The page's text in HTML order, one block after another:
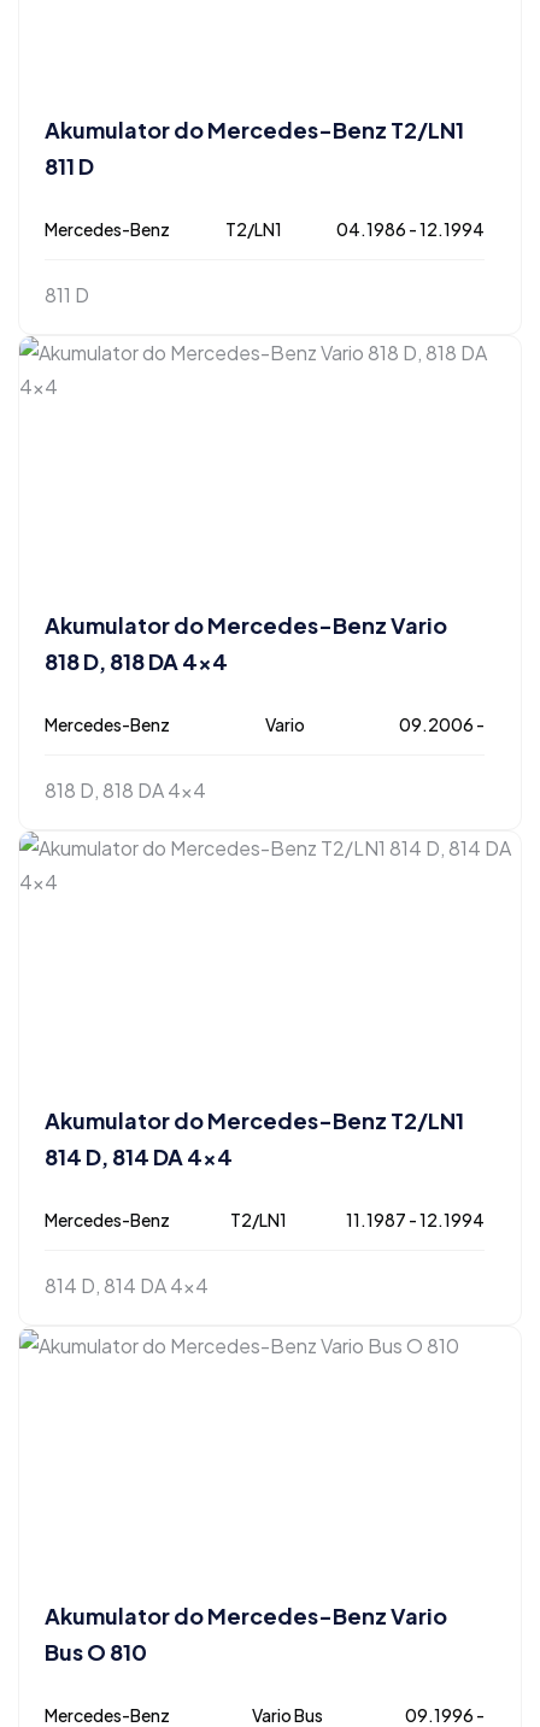
Akumulator do Mercedes-Benz T2/LN1
811 D
Mercedes-Benz T2/LN1 04.1986 - 12.1994
811 D
Akumulator do Mercedes-Benz Vario
818 D, 818 DA 4×4
Mercedes-Benz Vario 09.2006 -
818 D, 818 DA 4x4
Akumulator do Mercedes-Benz T2/LN1
814 D, 814 DA 4×4
Mercedes-Benz T2/LN1 11.1987 - 12.1994
814 D, 814 DA 4x4
Akumulator do Mercedes-Benz Vario
Bus O 810
Mercedes-Benz Vario Bus 09.1996 -